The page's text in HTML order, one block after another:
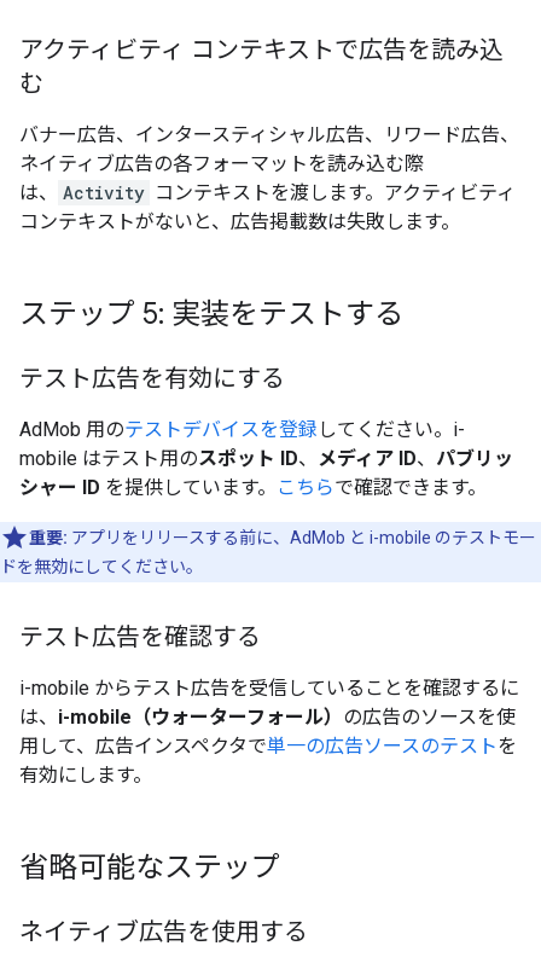
アクティビティ コンテキストで広告を読み込
む
バナー広告、インタースティシャル広告、リワード広告、
ネイティブ広告の各フォーマットを読み込む際
は、
Activity コンテキストを渡します。アクティビティ
コンテキストがないと、広告掲載数は失敗します。
ステップ 5: 実装をテストする
テスト広告を有効にする
AdMob 用のテストデバイスを登録 してください。i-
mobile はテスト用のスポット ID、 メディア ID、 パブリッ
シャー ID を提供しています。 こちらで確認できます。
重要: アプリをリリースする前に、AdMob と i-mobile のテストモー
ドを無効にしてください。
テスト広告を確認する
i-mobile からテスト広告を受信していることを確認するに
は、 i-mobile（ウォーターフォール） の広告のソースを使
用して、広告インスペクタで単一の広告ソースのテストを
有効にします。
省略可能なステップ
ネイティブ広告を使用する